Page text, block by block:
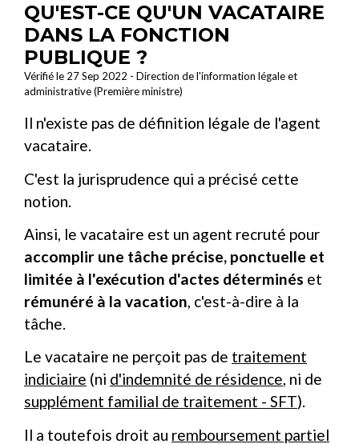
QU'EST-CE QU'UN VACATAIRE
DANS LA FONCTION
PUBLIQUE ?
Vérifié le 27 Sep 2022 - Direction de l'information légale et
administrative (Première ministre)
Il n'existe pas de définition légale de l'agent
vacataire.
C'est la jurisprudence qui a précisé cette
notion.
Ainsi, le vacataire est un agent recruté pour
accomplir une tâche précise, ponctuelle et
limitée à l'exécution d'actes déterminés et
rémunéré à la vacation, c'est-à-dire à la
tâche.
Le vacataire ne perçoit pas de traitement
indiciaire (ni d'indemnité de résidence, ni de
supplément familial de traitement - SFT).
Il a toutefois droit au remboursement partiel